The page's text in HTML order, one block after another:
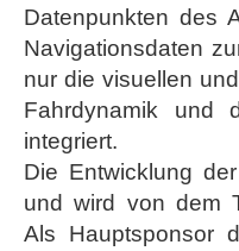
Datenpunkten des
Navigationsdaten
nur die visuellen
Fahrdynamik und
integriert.
Die Entwicklung
und wird von dem
Als Hauptsponsor